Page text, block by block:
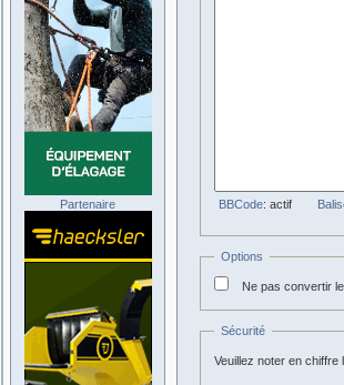
BBCode: actif
Options
Ne pas convertir
Sécurité
Veuillez noter en
Partenaire